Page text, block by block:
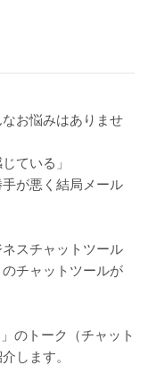
お悩みはありませ
ている」
手が悪く結局メール
スチャットツール
チャットツールが
のトーク（チャット
します。